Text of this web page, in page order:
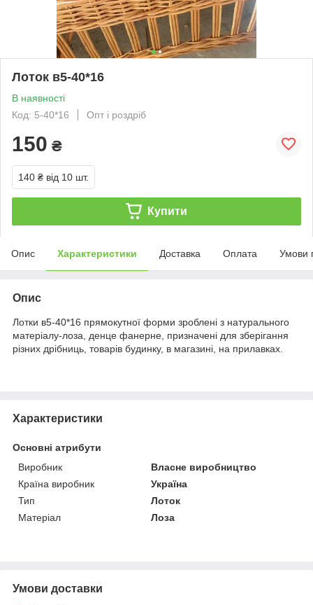
Лоток в5-40*16
В наявності
Код: 5-40*16
Опт і роздріб
150 ₴
140 ₴ від 10 шт.
Купити
Опис Характеристики Доставка Оплата Умови
Опис
Лотки в5-40*16 прямокутної форми зроблені з натурального
матеріалу-лоза, денце фанерне, призначені для зберігання
різних дрібниць, товарів будинку, в магазині, на прилавках.
Характеристики
Основні атрибути
Виробник
Власне виробництво
Країна виробник
Україна
Тип
Лоток
Матеріал
Лоза
Умови доставки